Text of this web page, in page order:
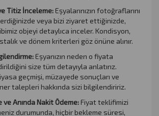
Titiz İnceleme:Eşyalarınızın fotoğraflarını
veya bizi ziyaret ettiğinizde,
objeyi detaylıca inceler. Kondisyon,
ve dönem kriterleri göz önüne alınır.
Eşyanızın neden o fiyata
size tüm detayıyla anlatırız.
geçmişi, müzayede sonuçları ve
talepleri hakkında sizi bilgilendiririz.
ve Anında Nakit Ödeme:Fiyat teklifimizi
durumunda, hiçbir bekleme süresi,